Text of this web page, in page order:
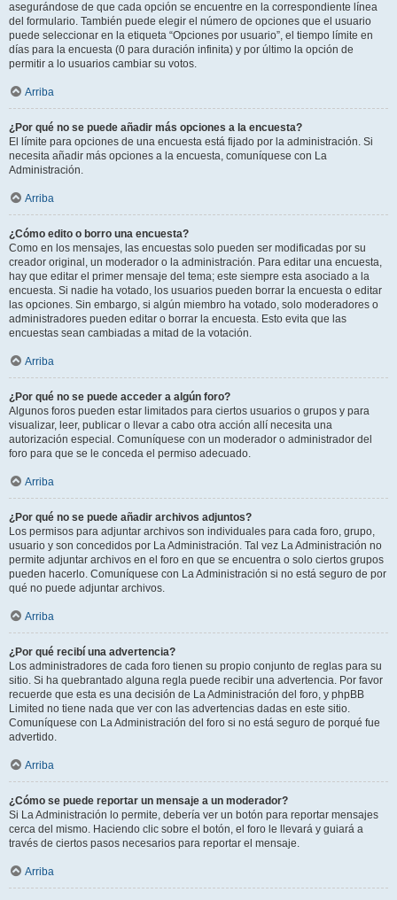
asegurándose de que cada opción se encuentre en la correspondiente línea
del formulario. También puede elegir el número de opciones que el usuario
puede seleccionar en la etiqueta “Opciones por usuario”, el tiempo límite en
días para la encuesta (0 para duración infinita) y por último la opción de
permitir a lo usuarios cambiar su votos.
Arriba
¿Por qué no se puede añadir más opciones a la encuesta?
El límite para opciones de una encuesta está fijado por la administración. Si
necesita añadir más opciones a la encuesta, comuníquese con La
Administración.
Arriba
¿Cómo edito o borro una encuesta?
Como en los mensajes, las encuestas solo pueden ser modificadas por su
creador original, un moderador o la administración. Para editar una encuesta,
hay que editar el primer mensaje del tema; este siempre esta asociado a la
encuesta. Si nadie ha votado, los usuarios pueden borrar la encuesta o editar
las opciones. Sin embargo, si algún miembro ha votado, solo moderadores o
administradores pueden editar o borrar la encuesta. Esto evita que las
encuestas sean cambiadas a mitad de la votación.
Arriba
¿Por qué no se puede acceder a algún foro?
Algunos foros pueden estar limitados para ciertos usuarios o grupos y para
visualizar, leer, publicar o llevar a cabo otra acción allí necesita una
autorización especial. Comuníquese con un moderador o administrador del
foro para que se le conceda el permiso adecuado.
Arriba
¿Por qué no se puede añadir archivos adjuntos?
Los permisos para adjuntar archivos son individuales para cada foro, grupo,
usuario y son concedidos por La Administración. Tal vez La Administración no
permite adjuntar archivos en el foro en que se encuentra o solo ciertos grupos
pueden hacerlo. Comuníquese con La Administración si no está seguro de por
qué no puede adjuntar archivos.
Arriba
¿Por qué recibí una advertencia?
Los administradores de cada foro tienen su propio conjunto de reglas para su
sitio. Si ha quebrantado alguna regla puede recibir una advertencia. Por favor
recuerde que esta es una decisión de La Administración del foro, y phpBB
Limited no tiene nada que ver con las advertencias dadas en este sitio.
Comuníquese con La Administración del foro si no está seguro de porqué fue
advertido.
Arriba
¿Cómo se puede reportar un mensaje a un moderador?
Si La Administración lo permite, debería ver un botón para reportar mensajes
cerca del mismo. Haciendo clic sobre el botón, el foro le llevará y guiará a
través de ciertos pasos necesarios para reportar el mensaje.
Arriba